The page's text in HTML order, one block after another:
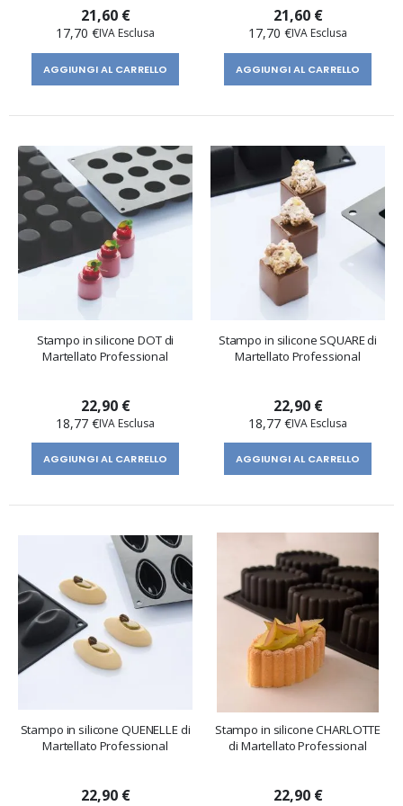
21,60 €
17,70 €
AGGIUNGI AL CARRELLO
21,60 €
17,70 €
AGGIUNGI AL CARRELLO
Stampo in silicone DOT di
Martellato Professional
22,90 €
18,77 €
AGGIUNGI AL CARRELLO
Stampo in silicone SQUARE di
Martellato Professional
22,90 €
18,77 €
AGGIUNGI AL CARRELLO
Stampo in silicone QUENELLE di
Martellato Professional
22,90 €
Stampo in silicone CHARLOTTE
di Martellato Professional
22,90 €